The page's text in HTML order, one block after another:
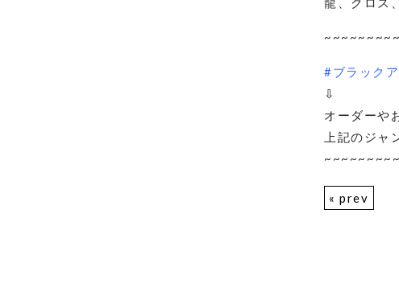
#ブラック
⇩
オーダーや
上記のジャ
« prev